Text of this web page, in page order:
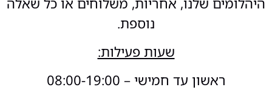
נוספת.
שעות פעילות:
ראשון עד חמישי – 08:00-19:00